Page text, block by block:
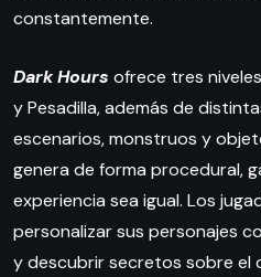
constantemente.
Dark Hours ofrece tres
y Pesadilla, además de
escenarios, monstruos y
genera de forma procedural,
experiencia sea igual. Los
personalizar sus personajes
y descubrir secretos sobre el